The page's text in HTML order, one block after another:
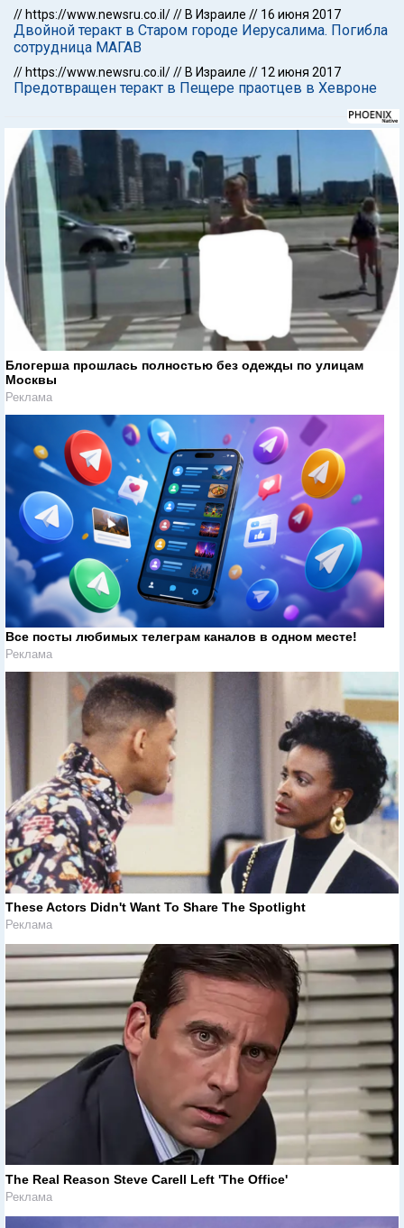
// https://www.newsru.co.il/// В Израиле // 16 июня 2017
Двойной теракт в Старом городе Иерусалима. Погибла
сотрудница МАГАВ
// https://www.newsru.co.il/// В Израиле // 12 июня 2017
Предотвращен теракт в Пещере праотцев в Хевроне
Блогерша прошлась полностью без одежды по улицам
Москвы
Реклама
Все посты любимых телеграм каналов в одном месте!
Реклама
These Actors Didn't Want To Share The Spotlight
Реклама
The Real Reason Steve Carell Left 'The Office'
Реклама